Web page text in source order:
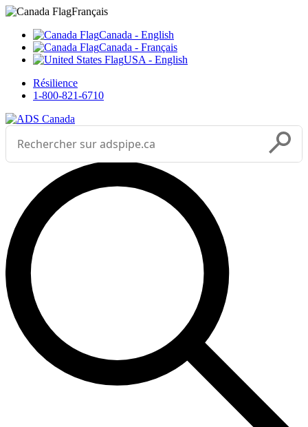
___



Sélectionnez votre langue
Français
Canada - English
Canada - Français
USA - English
Résilience
1-800-821-6710
Effectuer une recherche